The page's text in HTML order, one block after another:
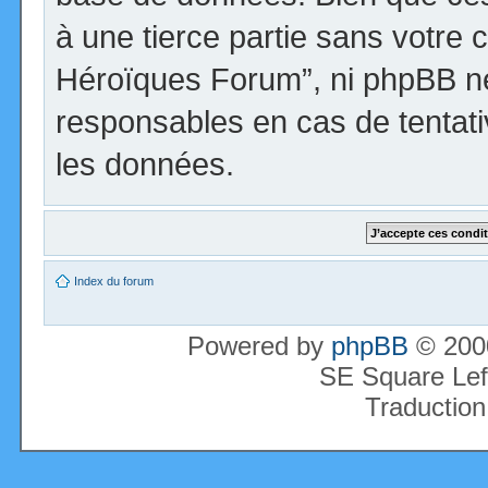
à une tierce partie sans votre
Héroïques Forum”, ni phpBB
responsables en cas de
les données.
Index du forum
Powered by phpBB ©
SE Square